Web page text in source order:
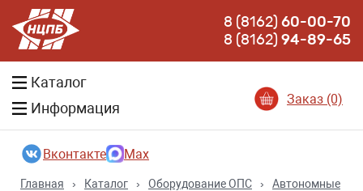
8 (8162)60-00-70
8 (8162)94-89-65
Каталог
Информация
Заказ (0)
Вконтакте Max
Главная › Каталог › Оборудование ОПС ›
Автономные